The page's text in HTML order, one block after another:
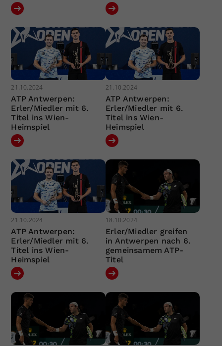
21.10.2024
ATP Antwerpen:
Erler/Miedler mit 6.
Titel ins Wien-
Heimspiel
21.10.2024
ATP Antwerpen:
Erler/Miedler mit 6.
Titel ins Wien-
Heimspiel
21.10.2024
ATP Antwerpen:
Erler/Miedler mit 6.
Titel ins Wien-
Heimspiel
18.10.2024
Erler/Miedler greifen
in Antwerpen nach 6.
gemeinsamem ATP-
Titel